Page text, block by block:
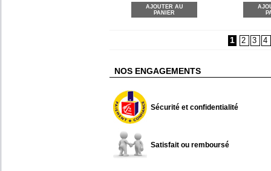
AJOUTER AU
PANIER
1 2 3 4
NOS ENGAGEMENTS
Sécurité et confidentialité
Satisfait ou remboursé